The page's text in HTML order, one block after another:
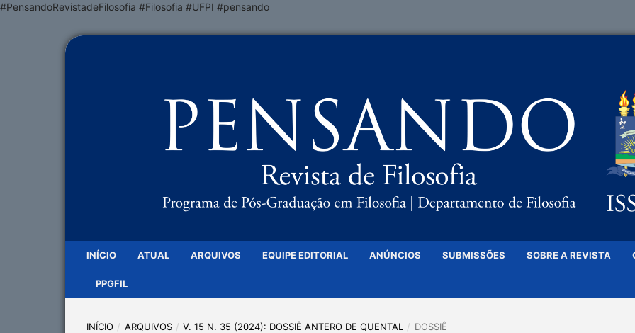
#PensandoRevistadeFilosofia #Filosofia #UFPI #pensando
INÍCIO ATUAL ARQUIVOS EQUIPE EDITORIAL ANÚNCIOS SUBMISSÕES SOBRE A REVISTA
PPGFIL
INÍCIO / ARQUIVOS / V. 15 N. 35 (2024): DOSSIÊ ANTERO DE QUENTAL / DOSSIÊ